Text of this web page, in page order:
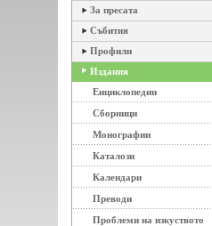
За пресата
Събития
Профили
Издания
Енциклопедии
Сборници
Монографии
Каталози
Календари
Преводи
Проблеми на изкуството